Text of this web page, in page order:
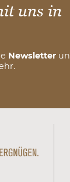
uns in
Newsletter